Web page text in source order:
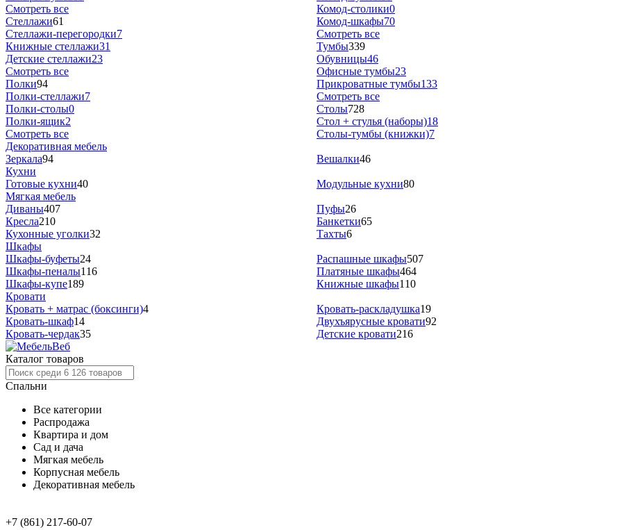
Смотреть все
Стеллажи61
Стеллажи-перегородки7
Книжные стеллажи31
Детские стеллажи23
Смотреть все
Полки94
Полки-стеллажи7
Полки-столы0
Полки-ящик2
Смотреть все
Комод-столики0
Комод-шкафы70
Смотреть все
Тумбы339
Обувницы46
Офисные тумбы23
Прикроватные тумбы133
Смотреть все
Столы728
Стол + стулья (наборы)18
Столы-тумбы (книжки)7
Декоративная мебель
Зеркала94 Вешалки46
Кухни
Готовые кухни40 Модульные кухни80
Мягкая мебель
Диваны407
Кресла210
Кухонные уголки32
Пуфы26
Банкетки65
Тахты6
Шкафы
Шкафы-буфеты24
Шкафы-пеналы116
Шкафы-купе189
Распашные шкафы507
Платяные шкафы464
Книжные шкафы110
Кровати
Кровать + матрас (боксинги)4
Кровать-шкаф14
Кровать-чердак35
Кровать-раскладушка19
Двухъярусные кровати92
Детские кровати216
Каталог товаров
Спальни
Все категории
Распродажа
Квартира и дом
Сад и дача
Мягкая мебель
Корпусная мебель
Декоративная мебель
+7 (861) 217-60-07